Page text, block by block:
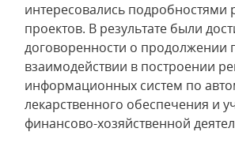
интересовались подробностями
проектов. В результате были
договоренности о продолжении
взаимодействии в построении
информационных систем по
лекарственного обеспечения и
финансово-хозяйственной